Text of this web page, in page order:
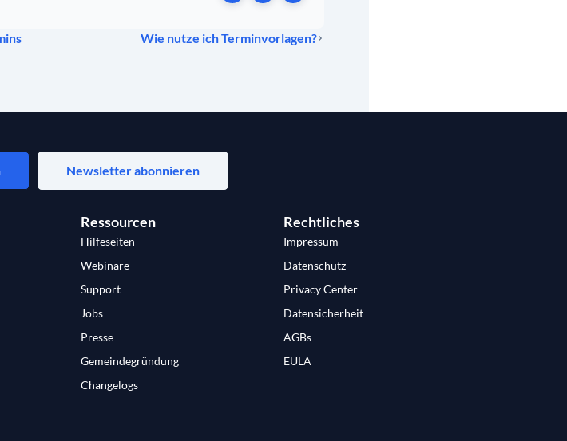
Wie nutze ich Terminvorlagen?
Newsletter abonnieren
Ressourcen
Hilfeseiten
Webinare
Support
Jobs
Presse
Gemeindegründung
Changelogs
Rechtliches
Impressum
Datenschutz
Privacy Center
Datensicherheit
AGBs
EULA